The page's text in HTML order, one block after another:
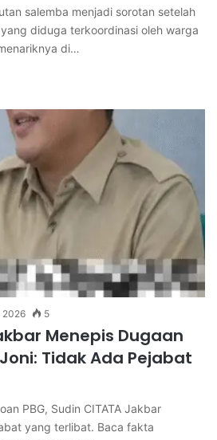
salemba menjadi sorotan setelah
diduga terkoordinasi oleh warga
di…
2026 5
Menepis Dugaan
Tidak Ada Pejabat
PBG, Sudin CITATA Jakbar
yang terlibat. Baca fakta